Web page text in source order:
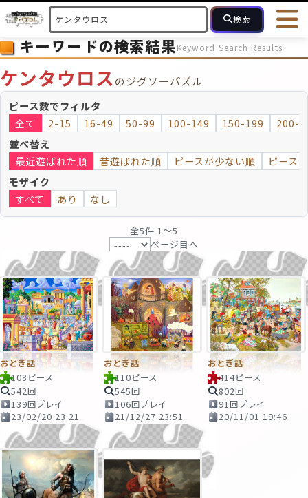
検索
HOME 会員登録
ログイン
ヘルプ
最近投稿され
ピース数 2～15 16～49 50～99 100
モザイク モザイクのみ
キーワードの検索結果Keyword Search Results
ケンタウロスのジグソーパズル
ピース数でフィルタ
全て 2-15 16-49 50-99 100-149 150-199 200-
並べ替え
最近遊ばれた順 昔遊ばれた順 ピースが少ない順 ピース
モザイク
すべて あり なし
全5件 1〜5
ページ目へ
おとぎ話
108ピース
542回
139回プレイ
23/02/20 23:21
おとぎ話
110ピース
545回
106回プレイ
21/12/27 23:51
おとぎ話
414ピース
802回
91回プレイ
20/11/01 19:46